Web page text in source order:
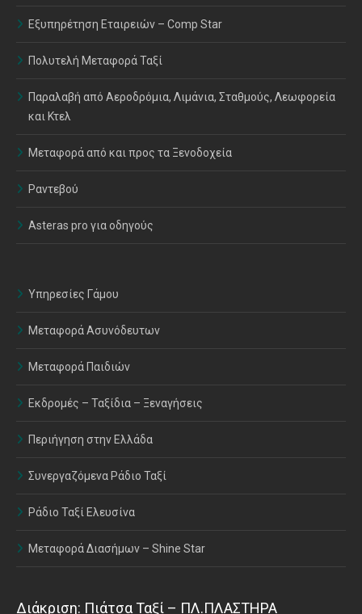
Εξυπηρέτηση Εταιρειών – Comp Star
Πολυτελή Μεταφορά Ταξί
Παραλαβή από Αεροδρόμια, Λιμάνια, Σταθμούς, Λεωφορεία
και Κτελ
Μεταφορά από και προς τα Ξενοδοχεία
Ραντεβού
Asteras pro για οδηγούς
Υπηρεσίες Γάμου
Μεταφορά Ασυνόδευτων
Μεταφορά Παιδιών
Εκδρομές – Ταξίδια – Ξεναγήσεις
Περιήγηση στην Ελλάδα
Συνεργαζόμενα Ράδιο Ταξί
Ράδιο Ταξί Ελευσίνα
Μεταφορά Διασήμων – Shine Star
Διάκριση: Πιάτσα Ταξί – ΠΛ.ΠΛΑΣΤΗΡΑ